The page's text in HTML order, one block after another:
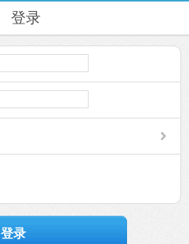
登录
登录